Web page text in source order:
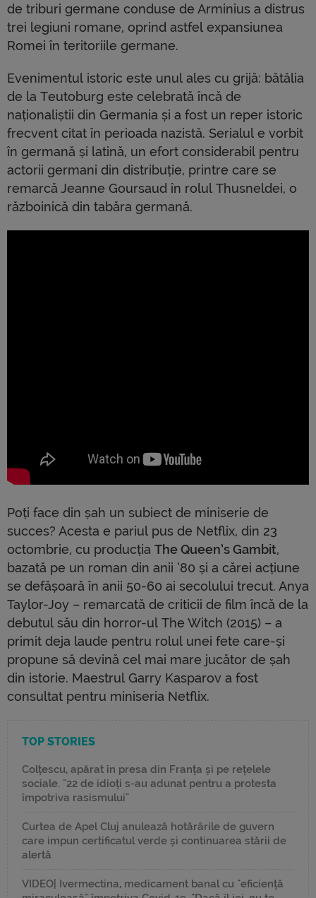
de triburi germane conduse de Arminius a distrus
trei legiuni romane, oprind astfel expansiunea
Romei în teritoriile germane.
Evenimentul istoric este unul ales cu grijă: bătălia
de la Teutoburg este celebrată încă de
naționaliștii din Germania și a fost un reper istoric
frecvent citat în perioada nazistă. Serialul e vorbit
în germană și latină, un efort considerabil pentru
actorii germani din distribuție, printre care se
remarcă Jeanne Goursaud în rolul Thusneldei, o
războinică din tabăra germană.
Poți face din șah un subiect de miniserie de
succes? Acesta e pariul pus de Netflix, din 23
octombrie, cu producția The Queen’s Gambit,
bazată pe un roman din anii ’80 și a cărei acțiune
se defășoară în anii 50-60 ai secolului trecut. Anya
Taylor-Joy – remarcată de criticii de film încă de la
debutul său din horror-ul The Witch (2015) – a
primit deja laude pentru rolul unei fete care-și
propune să devină cel mai mare jucător de șah
din istorie. Maestrul Garry Kasparov a fost
consultat pentru miniseria Netflix.
TOP STORIES
Colțescu, apărat în presa din Franța și pe rețelele
sociale. "22 de idioți s-au adunat pentru a protesta
împotriva rasismului"
Curtea de Apel Cluj anulează hotărârile de guvern
care impun certificatul verde și continuarea stării de
alertă
VIDEO| Ivermectina, medicament banal cu "eficiență